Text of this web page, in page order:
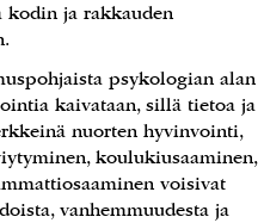
kodin ja rakkauden
psykologian alan
kaivataan, sillä tietoa ja
nuorten hyvinvointi,
koulukiusaaminen,
voisivat
vanhemmuudesta ja